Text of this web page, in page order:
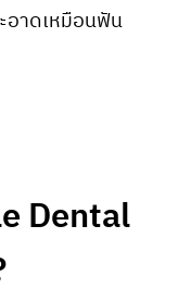
อาดเหมือนฟัน
Dental